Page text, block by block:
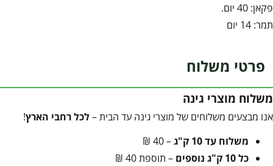
פקאן: 40 יום.
תמר: 14 יום
פרטי משלוח
משלוח מוצרי גינה
אנו מבצעים משלוחים של מוצרי גינה עד הבית –לכל רחבי הארץ!
משלוח עד 10 ק"ג
– 40 ₪
כל 10 ק"ג נוספים
– תוספת 40 ₪